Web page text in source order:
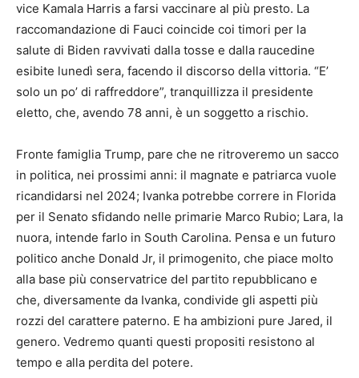
vice Kamala Harris a farsi vaccinare al più presto. La
raccomandazione di Fauci coincide coi timori per la
salute di Biden ravvivati dalla tosse e dalla raucedine
esibite lunedì sera, facendo il discorso della vittoria. “E’
solo un po’ di raffreddore”, tranquillizza il presidente
eletto, che, avendo 78 anni, è un soggetto a rischio.
Fronte famiglia Trump, pare che ne ritroveremo un sacco
in politica, nei prossimi anni: il magnate e patriarca vuole
ricandidarsi nel 2024; Ivanka potrebbe correre in Florida
per il Senato sfidando nelle primarie Marco Rubio; Lara, la
nuora, intende farlo in South Carolina. Pensa e un futuro
politico anche Donald Jr, il primogenito, che piace molto
alla base più conservatrice del partito repubblicano e
che, diversamente da Ivanka, condivide gli aspetti più
rozzi del carattere paterno. E ha ambizioni pure Jared, il
genero. Vedremo quanti questi propositi resistono al
tempo e alla perdita del potere.